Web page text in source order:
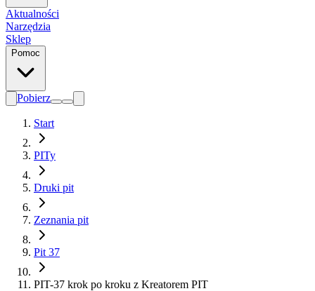
Aktualności
Narzędzia
Sklep
Pomoc
Pobierz
Start
PITy
Druki pit
Zeznania pit
Pit 37
PIT-37 krok po kroku z Kreatorem PIT